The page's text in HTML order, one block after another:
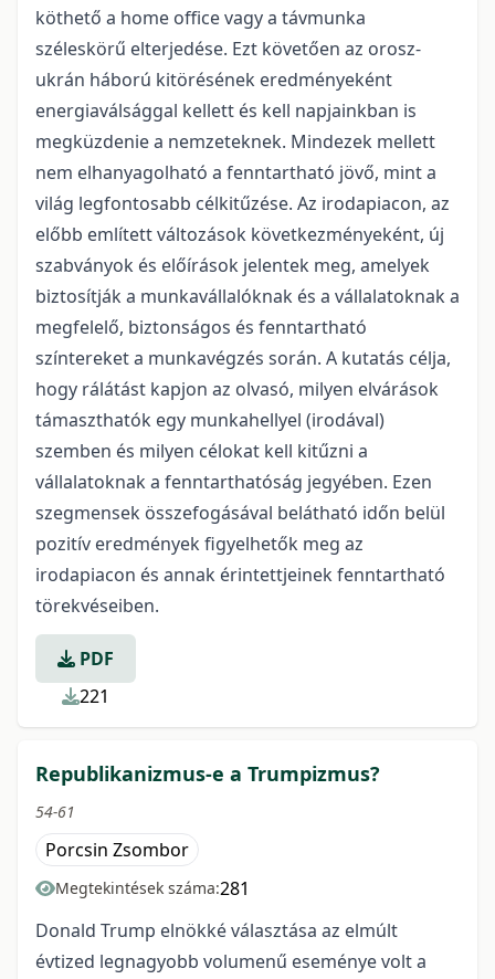
köthető a home office vagy a távmunka
széleskörű elterjedése. Ezt követően az orosz-
ukrán háború kitörésének eredményeként
energiaválsággal kellett és kell napjainkban is
megküzdenie a nemzeteknek. Mindezek mellett
nem elhanyagolható a fenntartható jövő, mint a
világ legfontosabb célkitűzése. Az irodapiacon, az
előbb említett változások következményeként, új
szabványok és előírások jelentek meg, amelyek
biztosítják a munkavállalóknak és a vállalatoknak a
megfelelő, biztonságos és fenntartható
színtereket a munkavégzés során. A kutatás célja,
hogy rálátást kapjon az olvasó, milyen elvárások
támaszthatók egy munkahellyel (irodával)
szemben és milyen célokat kell kitűzni a
vállalatoknak a fenntarthatóság jegyében. Ezen
szegmensek összefogásával belátható időn belül
pozitív eredmények figyelhetők meg az
irodapiacon és annak érintettjeinek fenntartható
törekvéseiben.
PDF
221
Republikanizmus-e a Trumpizmus?
54-61
Porcsin Zsombor
Megtekintések száma:281
Donald Trump elnökké választása az elmúlt
évtized legnagyobb volumenű eseménye volt a